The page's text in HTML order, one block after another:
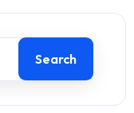
Search